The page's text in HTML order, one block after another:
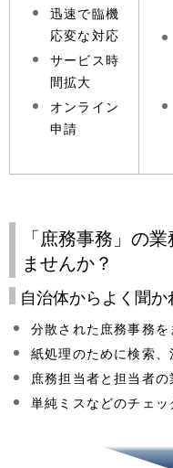
迅速で臨機
応変な対応
サービス時
間拡大
オンライン
申請
「庶務事務」の
ませんか？
自治体からよく聞か
分散された庶務事務
紙処理のために検索
庶務担当者と担当者
単純ミスなどのチェッ